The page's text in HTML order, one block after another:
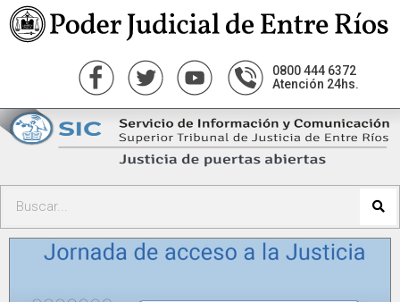
0800 444 6372
Atención 24hs.